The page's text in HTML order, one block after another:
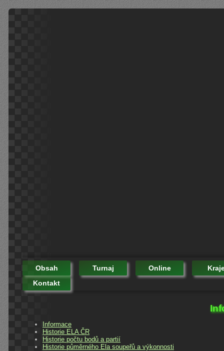
Obsah Turnaj Online
Kontakt
Informace
Historie ELA ČR
Historie počtu bodů a partií
Historie půměrného Ela soupeřů a výkonnosti